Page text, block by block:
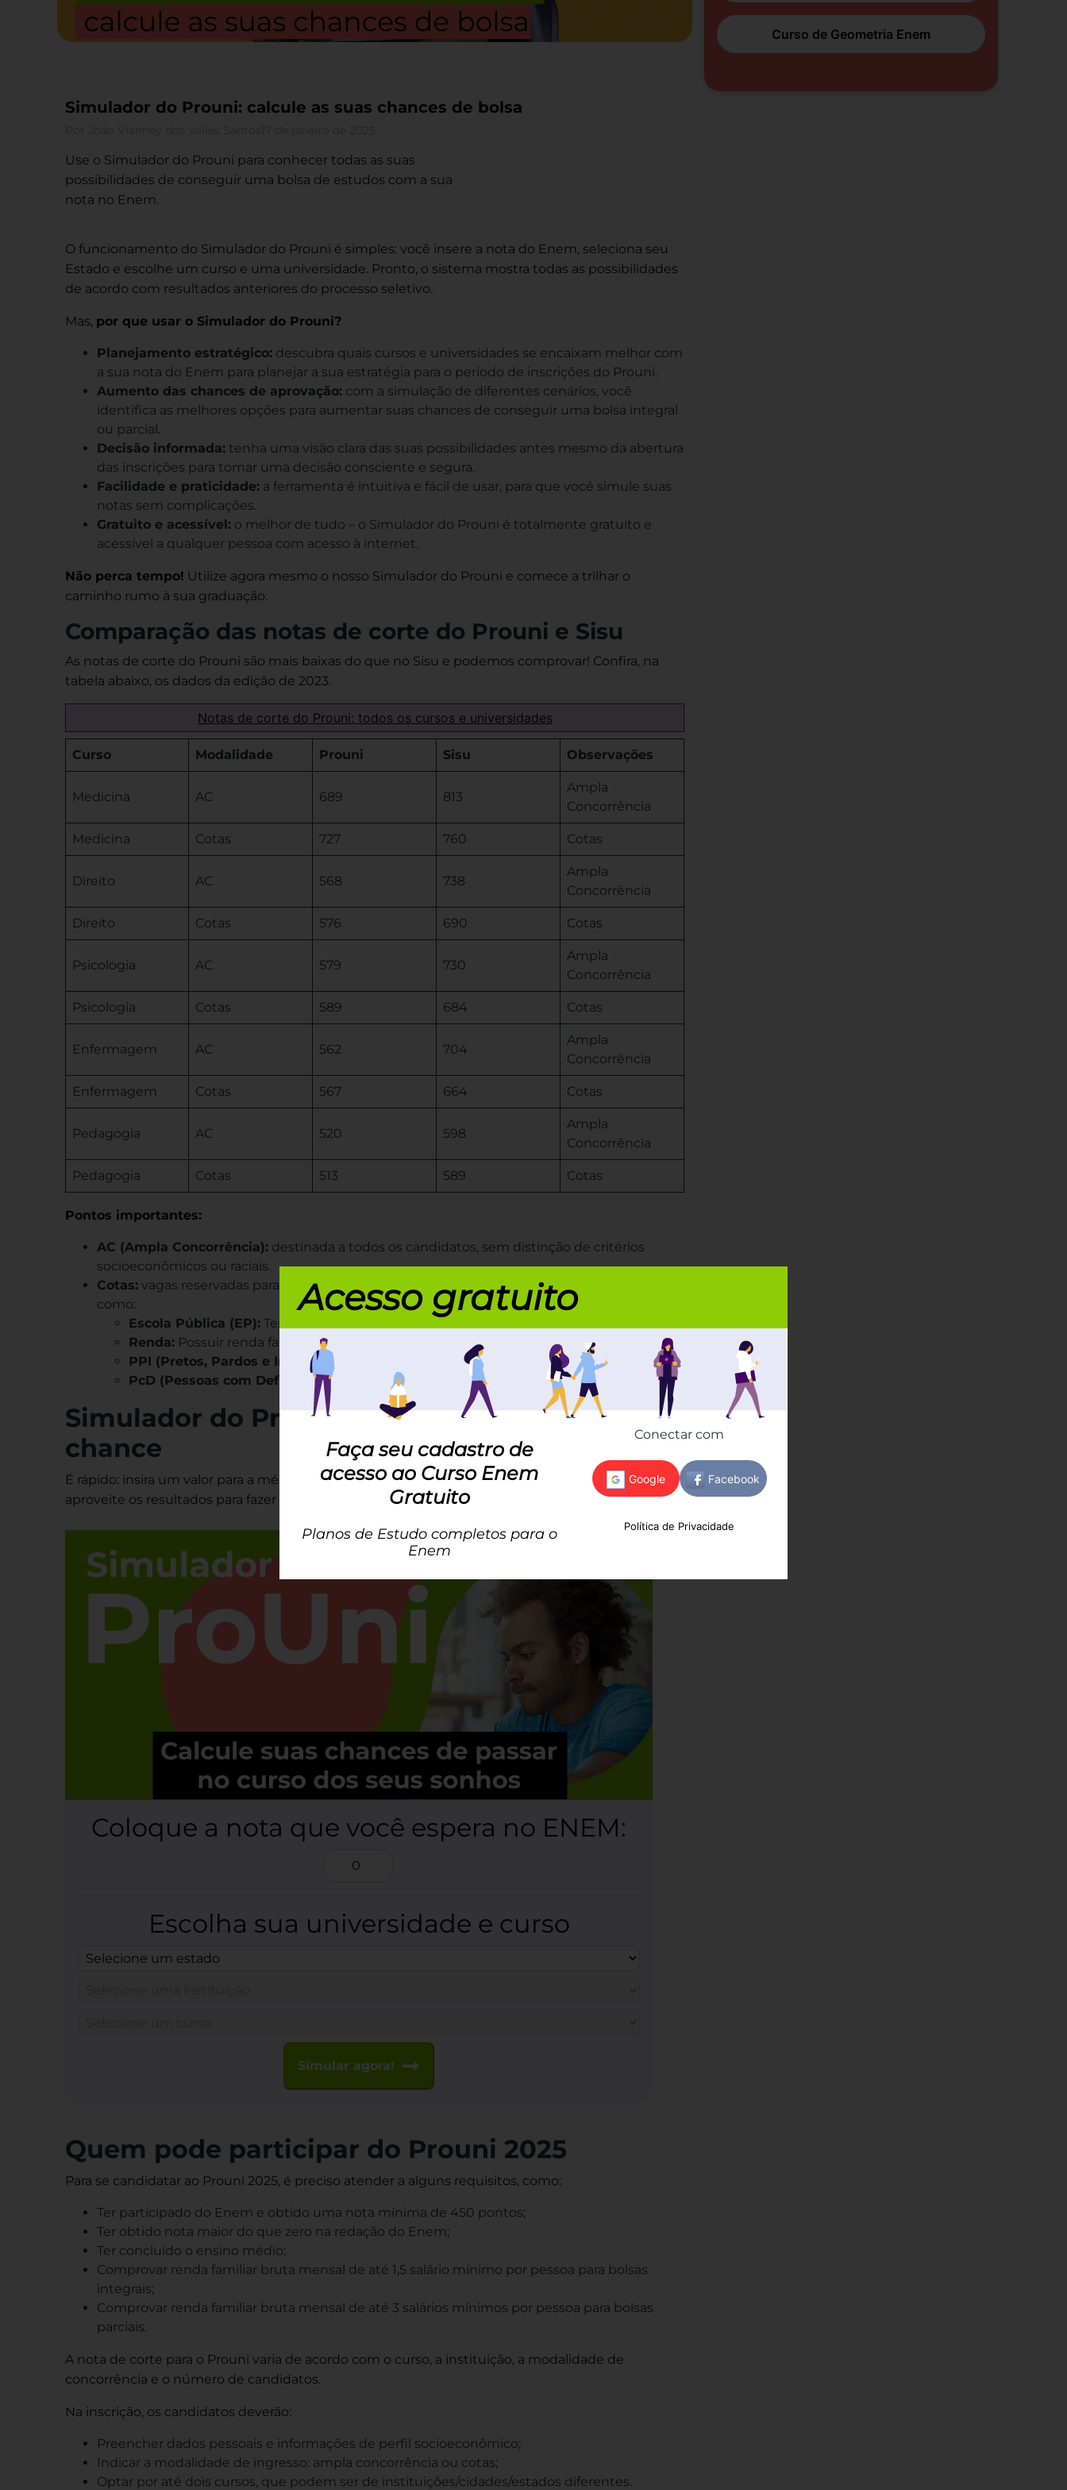
Simulador do Prouni: calcule as suas chances de bolsa
Use o Simulador do Prouni para conhecer todas as suas
possibilidades de conseguir uma bolsa de estudos com a sua
nota no Enem.
O funcionamento do Simulador do Prouni é simples: você insere a nota do Enem, seleciona seu
Estado e escolhe um curso e uma universidade. Pronto, o sistema mostra todas as possibilidades
de acordo com resultados anteriores do processo seletivo.
Mas, por que usar o Simulador do Prouni?
Planejamento estratégico: descubra quais cursos e universidades se encaixam melhor com
a sua nota do Enem para planejar a sua estratégia para o período de inscrições do Prouni.
Aumento das chances de aprovação: com a simulação de diferentes cenários, você
identifica as melhores opções para aumentar suas chances de conseguir uma bolsa integral
ou parcial.
Decisão informada: tenha uma visão clara das suas possibilidades antes mesmo da abertura
das inscrições para tomar uma decisão consciente e segura.
Facilidade e praticidade: a ferramenta é intuitiva e fácil de usar, para que você simule suas
notas sem complicações.
Gratuito e acessível: o melhor de tudo – o Simulador do Prouni é totalmente gratuito e
acessível a qualquer pessoa com acesso à internet.
Não perca tempo! Utilize agora mesmo o nosso Simulador do Prouni e comece a trilhar o
caminho rumo à sua graduação.
Comparação das notas de corte do Prouni e Sisu
As notas de corte do Prouni são mais baixas do que no Sisu e podemos comprovar! Confira, na
tabela abaixo, os dados da edição de 2023.
Notas de corte do Prouni: todos os cursos e universidades
Curso Modalidade Prouni Sisu Observações
Medicina AC 689 813
Ampla
Concorrência
Medicina Cotas 727 760 Cotas
Direito AC 568 738
Ampla
Concorrência
Direito Cotas 576 690 Cotas
Psicologia AC 579 730
Ampla
Concorrência
Psicologia Cotas 589 684 Cotas
Enfermagem AC 562 704
Ampla
Concorrência
Enfermagem Cotas 567 664 Cotas
Pedagogia AC 520 598
Ampla
Concorrência
Pedagogia Cotas 513 589 Cotas
Pontos importantes:
AC (Ampla Concorrência): destinada a todos os candidatos, sem distinção de critérios
socioeconômicos ou raciais.
Cotas: vagas reservadas para candidatos que se enquadram em determinados critérios,
como:
Escola Pública (EP): Ter cursado o Ensino Médio integralmente em escolas públicas.
Renda: Possuir renda familiar per capita inferior a determinado valor.
PPI (Pretos, Pardos e Indígenas):
Autodeclarados pretos, pardos ou indígenas.
PcD (Pessoas com Deficiência):
Candidatos com deficiência.
Simulador do Prouni: calcule agora a sua
chance
É rápido: insira um valor para a média da sua nota do Enem. Escolha o curso e a instituição e
aproveite os resultados para fazer o seu planejamento!
Coloque a nota que você espera no ENEM:
Escolha sua universidade e curso
Simular agora!
Quem pode participar do Prouni 2025
Para se candidatar ao Prouni 2025, é preciso atender a alguns requisitos, como:
Ter participado do Enem e obtido uma nota mínima de 450 pontos;
Ter obtido nota maior do que zero na redação do Enem;
Ter concluído o ensino médio;
Comprovar renda familiar bruta mensal de até 1,5 salário mínimo por pessoa para bolsas
integrais;
Comprovar renda familiar bruta mensal de até 3 salários mínimos por pessoa para bolsas
parciais.
A nota de corte para o Prouni varia de acordo com o curso, a instituição, a modalidade de
concorrência e o número de candidatos.
Na inscrição, os candidatos deverão:
Preencher dados pessoais e informações de perfil socioeconômico;
Indicar a modalidade de ingresso: ampla concorrência ou cotas;
Optar por até dois cursos, que podem ser de instituições/cidades/estados diferentes.
Curso de Geometria Enem
Acesso gratuito
Faça seu cadastro de
acesso ao Curso Enem
Gratuito
Planos de Estudo completos para o
Enem
Conectar com
Política de Privacidade